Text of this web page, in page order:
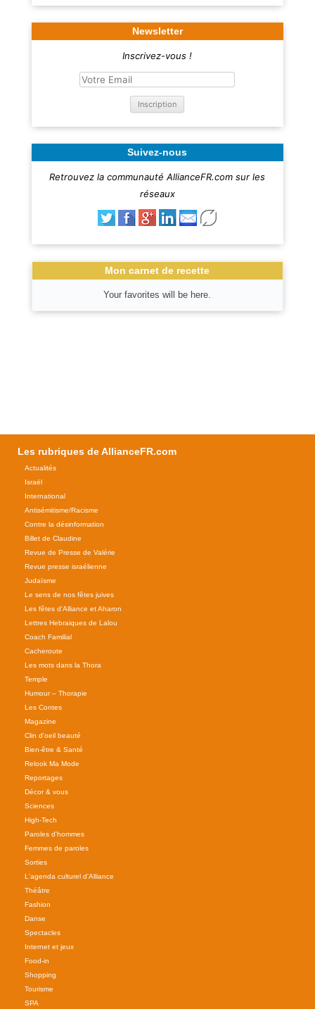
Newsletter
Inscrivez-vous !
Suivez-nous
Retrouvez la communauté AllianceFR.com sur les
réseaux
Mon carnet de recette
Your favorites will be here.
Les rubriques de AllianceFR.com
Actualités
Israël
International
Antisémitisme/Racisme
Contre la désinformation
Billet de Claudine
Revue de Presse de Valérie
Revue presse israélienne
Judaïsme
Le sens de nos fêtes juives
Les fêtes d'Alliance et Aharon
Lettres Hebraiques de Lalou
Coach Familial
Cacheroute
Les mots dans la Thora
Temple
Humour – Thorapie
Les Contes
Magazine
Clin d'oeil beauté
Bien-être & Santé
Relook Ma Mode
Reportages
Décor & vous
Sciences
High-Tech
Paroles d'hommes
Femmes de paroles
Sorties
L'agenda culturel d'Alliance
Théâtre
Fashion
Danse
Spectacles
Internet et jeux
Food-in
Shopping
Tourisme
SPA